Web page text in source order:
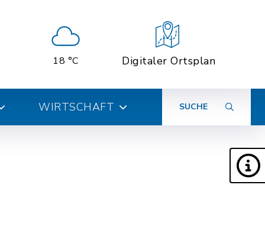
18 °C Digitaler Ortsplan
WIRTSCHAFT SUCHE